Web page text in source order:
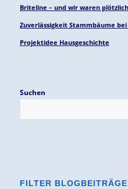
Briteline – und wir waren
Zuverlässigkeit Stammbäume
Projektidee Hausgeschichte
Suchen
FILTER